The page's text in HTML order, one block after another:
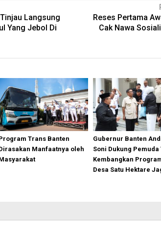
Langsung
Yang Jebol Di
Reses Pertama
Cak Nawa
Trans Banten
Manfaatnya oleh
Gubernur Banten
Soni Dukung Pemuda
Kembangkan
Desa Satu Hektare